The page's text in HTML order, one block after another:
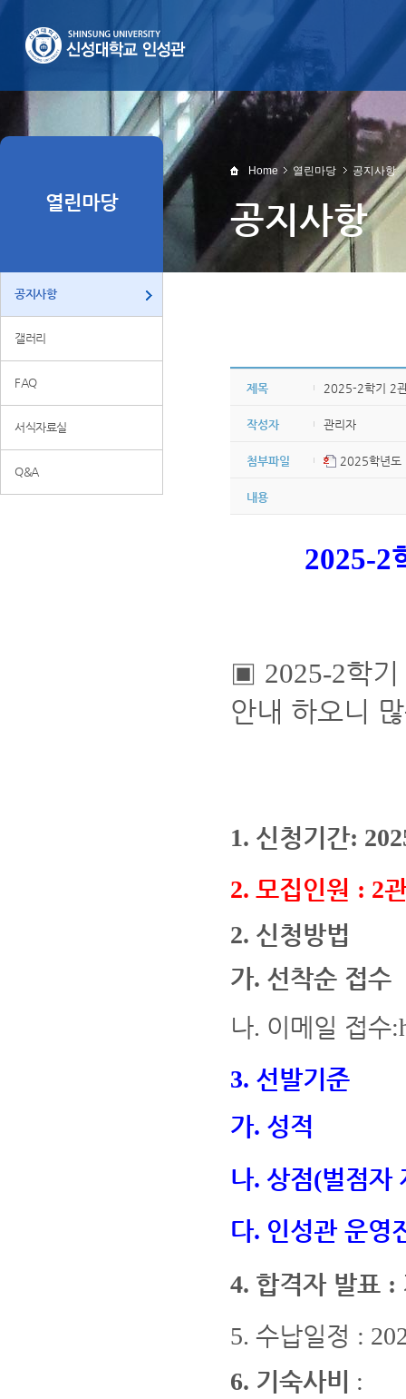
열린마당
공지사항
갤러리
FAQ
서식자료실
Q&A
Home 열린마당 공지사항
공지사항
제목 2025-2학기 2
작성자 관리자
첨부파일 2025학년
내용
2025-2
▣ 2025-2학기
안내 하오니
1. 신청기간:
2. 모집인원 : 2
2. 신청방법
가. 선착순 접수
나. 이메일 접수
3. 선발기준
가. 성적
나. 상점(벌점자
다. 인성관 운영
4. 합격자 발표 :
5. 수납일정 :
6. 기숙사비 :